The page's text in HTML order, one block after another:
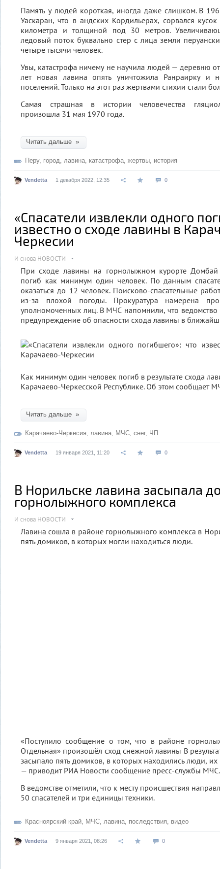
Память у людей короткая, иногда даже слишком. В
Уаскаран, что в андских Кордильерах, сорвался
километра и толщиной под 30 метров.
ледовый поток буквально стер с лица земли
четыре тысячи человек.
Увы, катастрофа ничему не научила людей — деревню
лет новая лавина опять уничтожила Ранраирку и
поселений. Только на этот раз жертвами стихии стали
Самая страшная в истории человечества
произошла 31 мая 1970 года.
Читать дальше »
Перу, город, лавина, катастрофа, жертвы, история
Vendetta 1 декабря 2022, 12:35 0
«Спасатели извлекли одного
известно о сходе лавины в
Черкесии
И снова НОВОСТИ
При сходе лавины на горнолыжном курорте Домбай
погиб как минимум один человек. По данным
оказаться до 12 человек. Поисково-спасательные
из-за плохой погоды. Прокуратура намерена
уполномоченных лиц. В МЧС напомнили, что ведомство
предупреждение об опасности схода лавины в
Как минимум один человек погиб в результате схода
Карачаево-Черкесской Республике. Об этом сообщает
Читать дальше »
Карачаево-Черкесия, лавина, МЧС, снег, ЧП
Vendetta 19 января 2021, 11:20 0
В Норильске лавина засыпала
горнолыжного комплекса
И снова НОВОСТИ
Лавина сошла в районе горнолыжного комплекса в
пять домиков, в которых могли находиться люди.
«Поступило сообщение о том, что в районе
Отдельная» произошёл сход снежной лавины В
засыпало пять домиков, в которых находились люди, их
— приводит РИА Новости сообщение пресс-службы МЧС.
В ведомстве отметили, что к месту происшествия
50 спасателей и три единицы техники.
Красноярский край МЧС лавина последствия видео
Vendetta 9 января 2021, 08:26 0